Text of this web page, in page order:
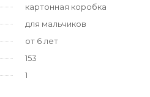
картонная коробка
для мальчиков
от 6 лет
153
1